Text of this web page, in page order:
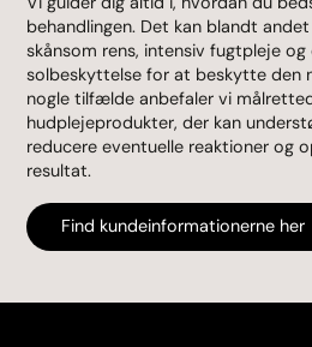
behandlingen. Det kan blandt
skånsom rens, intensiv fugtpleje
solbeskyttelse for at beskytte den
nogle tilfælde anbefaler vi
hudplejeprodukter, der kan
reducere eventuelle reaktioner og
resultat.
Find kundeinformationerne her